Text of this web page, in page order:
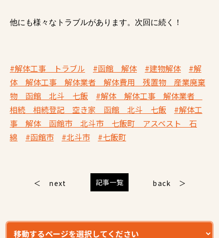
他にも様々なトラブルがあります。次回に続く！
#解体工事 トラブル #函館 解体 #建物解体
#解
体 解体工事 解体業者 解体費用 残置物 産業廃棄
物 函館 北斗 七飯
#解体 解体工事 解体業者
相続 相続登記 空き家 函館 北斗 七飯
#解体工
事 解体 函館市 北斗市 七飯町 アスベスト 石
綿
#函館市 #北斗市 #七飯町
next 記事一覧 back